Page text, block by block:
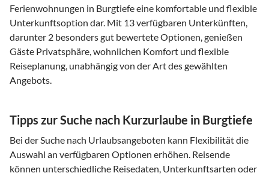
Ferienwohnungen in Burgtiefe eine komfortable und flexible
Unterkunftsoption dar. Mit 13 verfügbaren Unterkünften,
darunter 2 besonders gut bewertete Optionen, genießen
Gäste Privatsphäre, wohnlichen Komfort und flexible
Reiseplanung, unabhängig von der Art des gewählten
Angebots.
Tipps zur Suche nach Kurzurlaube in Burgtiefe
Bei der Suche nach Urlaubsangeboten kann Flexibilität die
Auswahl an verfügbaren Optionen erhöhen. Reisende
können unterschiedliche Reisedaten, Unterkunftsarten oder